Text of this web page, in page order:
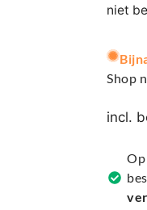
niet
A
t
e
a
Shop
incl.